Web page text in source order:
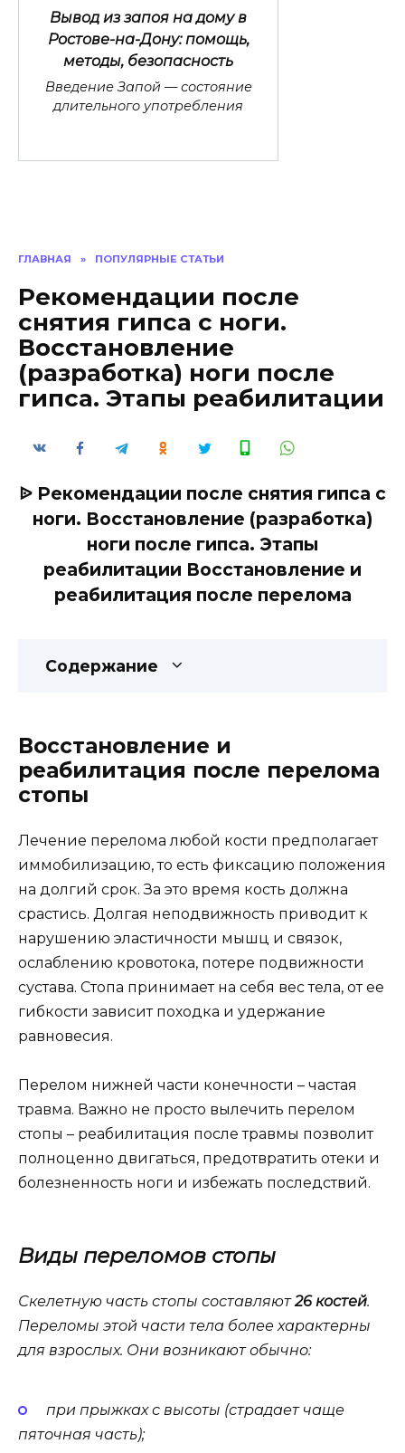
ГЛАВНАЯ » ПОПУЛЯРНЫЕ СТАТЬИ
Рекомендации после
снятия гипса с ноги.
Восстановление
(разработка) ноги после
гипса. Этапы реабилитации
ᐉ Рекомендации после снятия гипса с
ноги. Восстановление (разработка)
ноги после гипса. Этапы
реабилитации Восстановление и
реабилитация после перелома
Содержание
Восстановление и
реабилитация после перелома
стопы
Лечение перелома любой кости предполагает
иммобилизацию, то есть фиксацию положения
на долгий срок. За это время кость должна
срастись. Долгая неподвижность приводит к
нарушению эластичности мышц и связок,
ослаблению кровотока, потере подвижности
сустава. Стопа принимает на себя вес тела, от ее
гибкости зависит походка и удержание
равновесия.
Перелом нижней части конечности – частая
травма. Важно не просто вылечить перелом
стопы – реабилитация после травмы позволит
полноценно двигаться, предотвратить отеки и
болезненность ноги и избежать последствий.
Виды переломов стопы
Скелетную часть стопы составляют26 костей.
Переломы этой части тела более характерны
для взрослых. Они возникают обычно:
при прыжках с высоты (страдает чаще
пяточная часть);
Вывод из запоя на дому в
Ростове-на-Дону: помощь,
методы, безопасность
Введение Запой — состояние
длительного употребления